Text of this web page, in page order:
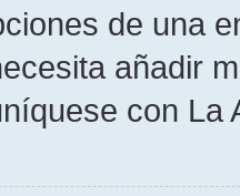
de una
añadir
con La